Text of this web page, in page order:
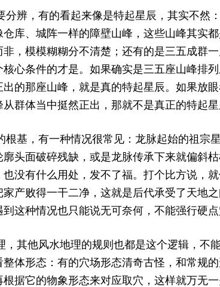
，有的看起来像是特起星辰，其实不然
库、城阵一样的障壁山峰，这些山峰其实
，模模糊糊分不清楚；还有的是三五成群
心条件的才是。如果确实是三五座山峰排
的那座山峰，就是真的特起星辰。如果放
群体当中挺然正出，那就不是真正的特起星
，有一种情况很常见：龙脉起始的祖宗
头面破碎残缺，或是龙脉传承下来就偏斜
没有什么用处，发不了福。打个比方说，
产败得一干二净，这就是后代承受了天地
这种情况也只能说无可奈何，不能强行硬点
他风水地理的规则也都是这个逻辑，不
体形态：有的穴场形态清奇古怪，和常规
据它的物象形态来对应取穴，这样就万无一